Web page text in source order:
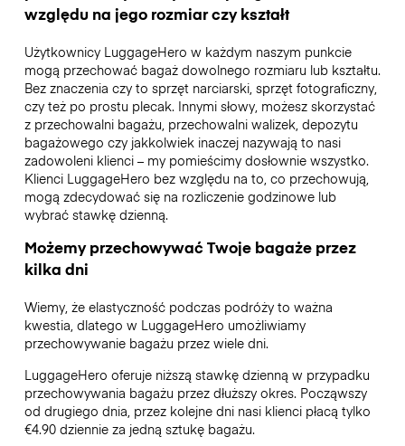
względu na jego rozmiar czy kształt
Użytkownicy LuggageHero w każdym naszym punkcie
mogą przechować bagaż dowolnego rozmiaru lub kształtu.
Bez znaczenia czy to sprzęt narciarski, sprzęt fotograficzny,
czy też po prostu plecak. Innymi słowy, możesz skorzystać
z przechowalni bagażu, przechowalni walizek, depozytu
bagażowego czy jakkolwiek inaczej nazywają to nasi
zadowoleni klienci – my pomieścimy dosłownie wszystko.
Klienci LuggageHero bez względu na to, co przechowują,
mogą zdecydować się na rozliczenie godzinowe lub
wybrać stawkę dzienną.
Możemy przechowywać Twoje bagaże przez
kilka dni
Wiemy, że elastyczność podczas podróży to ważna
kwestia, dlatego w LuggageHero umożliwiamy
przechowywanie bagażu przez wiele dni.
LuggageHero oferuje niższą stawkę dzienną w przypadku
przechowywania bagażu przez dłuższy okres. Począwszy
od drugiego dnia, przez kolejne dni nasi klienci płacą tylko
€4.90 dziennie za jedną sztukę bagażu.